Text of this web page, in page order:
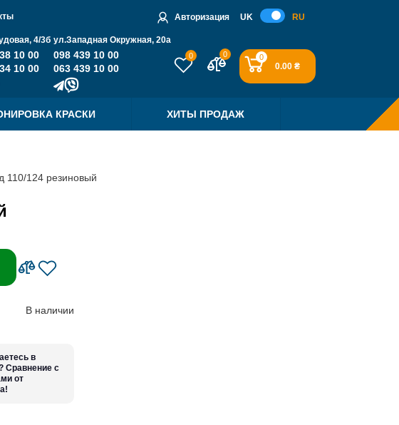
Авторизация UK RU
4/3б
10 00
10 00
ул.Западная Окружная, 20a
098 439 10 00
063 439 10 00
0 0 0
0.00 ₴
КРАСКИ ХИТЫ ПРОДАЖ
110/124 резиновый
В наличии
в
Сравнение с
от